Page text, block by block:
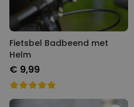
Fietsbel Badbeend met
Helm
€ 9,99